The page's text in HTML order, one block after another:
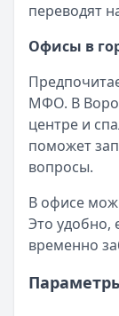
переводят
Офисы в
МФО. В
центре и
поможет
вопросы.
В офисе
Это удобно,
временно